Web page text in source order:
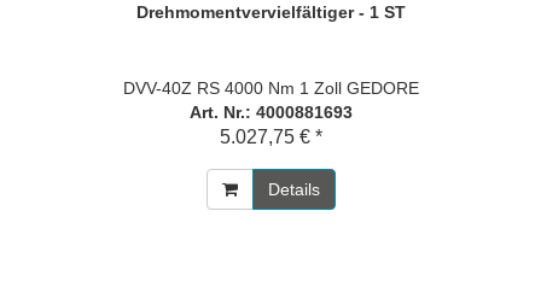
Drehmomentvervielfältiger - 1 ST
DVV-40Z RS 4000 Nm 1 Zoll GEDORE
Art. Nr.: 4000881693
5.027,75 € *
Details